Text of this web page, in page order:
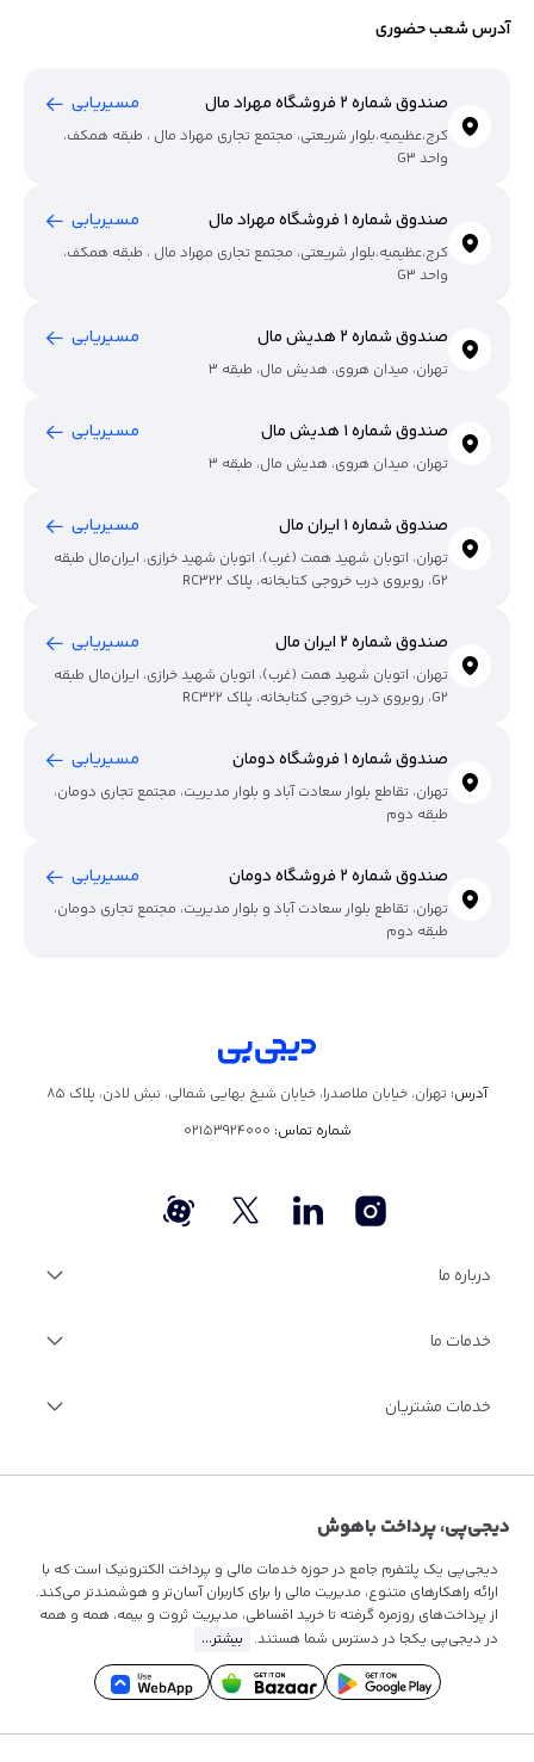
آدرس شعب حضوری
صندوق شماره 2 فروشگاه مهراد مال مسیریابی
کرج،عظیمیه،بلوار شریعتی، مجتمع تجاری مهراد مال ، طبقه همکف،
واحد G3
صندوق شماره 1 فروشگاه مهراد مال مسیریابی
کرج،عظیمیه،بلوار شریعتی، مجتمع تجاری مهراد مال ، طبقه همکف،
واحد G3
صندوق شماره 2 هدیش مال مسیریابی
تهران، میدان هروی، هدیش مال، طبقه 3
صندوق شماره 1 هدیش مال مسیریابی
تهران، میدان هروی، هدیش مال، طبقه 3
صندوق شماره 1 ایران مال مسیریابی
تهران، اتوبان شهید همت (غرب)، اتوبان شهید خرازی، ایران‌مال طبقه
G2، روبروی درب خروجی کتابخانه، پلاک RC322
صندوق شماره 2 ایران مال مسیریابی
تهران، اتوبان شهید همت (غرب)، اتوبان شهید خرازی، ایران‌مال طبقه
G2، روبروی درب خروجی کتابخانه، پلاک RC322
صندوق شماره 1 فروشگاه دومان مسیریابی
تهران، تقاطع بلوار سعادت آباد و بلوار مدیریت، مجتمع تجاری دومان،
طبقه دوم
صندوق شماره 2 فروشگاه دومان مسیریابی
تهران، تقاطع بلوار سعادت آباد و بلوار مدیریت، مجتمع تجاری دومان،
طبقه دوم
آدرس: تهران، خیابان ملاصدرا، خیابان شیخ بهایی شمالی، نبش لادن، پلاک ۸۵
شماره تماس: 02153924000
درباره ما
گزارش سالانه
مستندات فنی
خدمات ما
خدمات ویژه مالی
خدمات مشتریان
قوانین و مقررات
دیجی‌پی، پرداخت باهوش
دیجی‌پی یک پلتفرم جامع در حوزه خدمات مالی و پرداخت الکترونیک است که با
ارائه راهکارهای متنوع، مدیریت مالی را برای کاربران آسان‌تر و هوشمندتر می‌کند.
از پرداخت‌های روزمره گرفته تا خرید اقساطی، مدیریت ثروت و بیمه، همه و همه
در دیجی‌پی یکجا در دسترس شما هستند. بیشتر...